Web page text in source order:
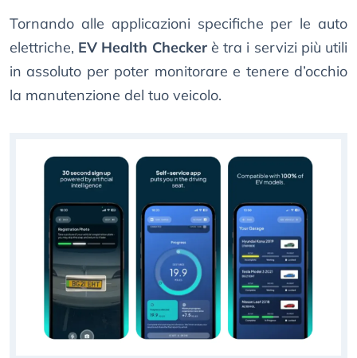
Tornando alle applicazioni specifiche per le auto
elettriche, EV Health Checkerè tra i servizi più utili
in assoluto per poter monitorare e tenere d’occhio
la manutenzione del tuo veicolo.